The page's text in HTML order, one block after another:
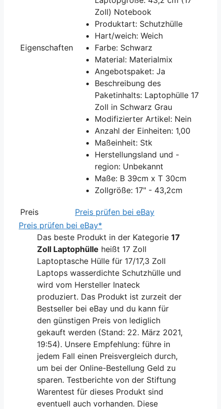
Eigenschaften
Zoll) Notebook
Produktart: Schutzhülle
Hart/weich: Weich
Farbe: Schwarz
Material: Materialmix
Angebotspaket: Ja
Beschreibung des
Paketinhalts: Laptophülle 17
Zoll in Schwarz Grau
Modifizierter Artikel: Nein
Anzahl der Einheiten: 1,00
Maßeinheit: Stk
Herstellungsland und -
region: Unbekannt
Maße: B 39cm x T 30cm
Zollgröße: 17" - 43,2cm
Preis
Preis prüfen bei eBay
Preis prüfen bei eBay*
Das beste Produkt in der Kategorie17
Zoll Laptophülle heißt 17 Zoll
Laptoptasche Hülle für 17/17,3 Zoll
Laptops wasserdichte Schutzhülle und
wird vom Hersteller Inateck
produziert. Das Produkt ist zurzeit der
Bestseller bei eBay und du kann für
den günstigen Preis von lediglich
gekauft werden (Stand: 22. März 2021,
19:54). Unsere Empfehlung: führe in
jedem Fall einen Preisvergleich durch,
um bei der Online-Bestellung Geld zu
sparen. Testberichte von der Stiftung
Warentest für dieses Produkt sind
eventuell auch vorhanden. Diese